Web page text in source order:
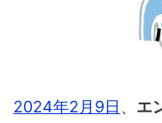
2024年2月9日 、 エ